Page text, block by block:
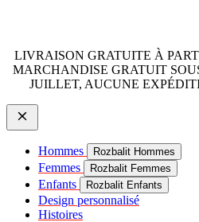
LIVRAISON GRATUITE À
MARCHANDISE GRATUIT
JUILLET, AUCUNE
Hommes Rozbalit Hommes
Femmes Rozbalit Femmes
Enfants Rozbalit Enfants
Design personnalisé
Histoires